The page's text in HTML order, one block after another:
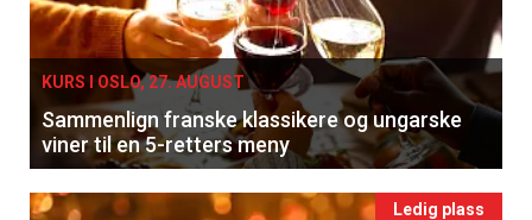
KURS I OSLO, 27. AUGUST
Sammenlign franske klassikere og ungarske
viner til en 5-retters meny
Ledig plass